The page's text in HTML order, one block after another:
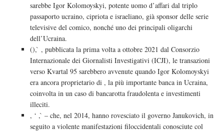
sarebbe Igor Kolomoyskyi, potente uomo d’affari dal triplo
passaporto ucraino, cipriota e israeliano, già sponsor delle serie
televisive del comico, nonché uno dei principali oligarchi
dell’Ucraina.
(), ̀ , pubblicata la prima volta a ottobre 2021 dal Consorzio
Internazionale dei Giornalisti Investigativi (ICJI), le transazioni
verso Kvartal 95 sarebbero avvenute quando Igor Kolomoyskyi
era ancora proprietario di , la più importante banca in Ucraina,
coinvolta in un caso di bancarotta fraudolenta e investimenti
illeciti.
, ‘ , ̀ – che, nel 2014, hanno rovesciato il governo Janukovich, in
seguito a violente manifestazioni filoccidentali conosciute col